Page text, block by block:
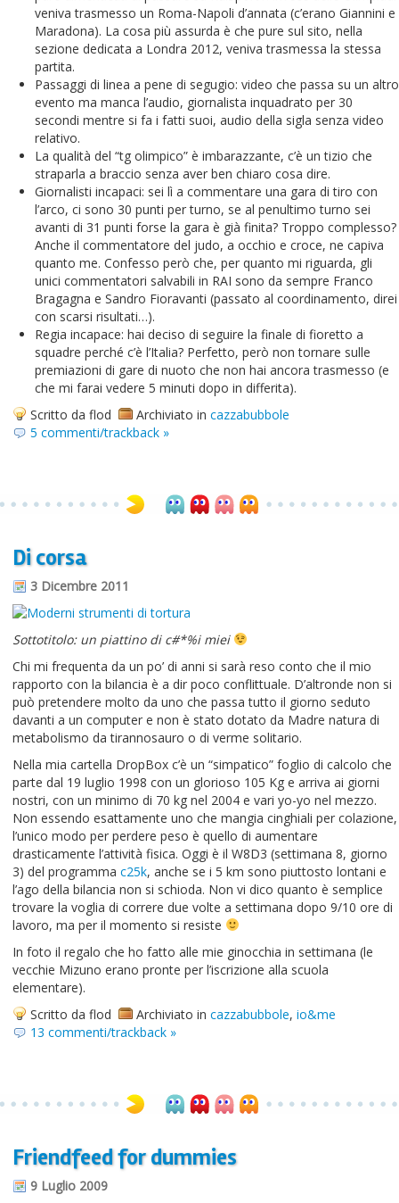
veniva trasmesso un Roma-Napoli d’annata (c’erano Giannini e
Maradona). La cosa più assurda è che pure sul sito, nella
sezione dedicata a Londra 2012, veniva trasmessa la stessa
partita.
Passaggi di linea a pene di segugio: video che passa su un altro
evento ma manca l’audio, giornalista inquadrato per 30
secondi mentre si fa i fatti suoi, audio della sigla senza video
relativo.
La qualità del “tg olimpico” è imbarazzante, c’è un tizio che
straparla a braccio senza aver ben chiaro cosa dire.
Giornalisti incapaci: sei lì a commentare una gara di tiro con
l’arco, ci sono 30 punti per turno, se al penultimo turno sei
avanti di 31 punti forse la gara è già finita? Troppo complesso?
Anche il commentatore del judo, a occhio e croce, ne capiva
quanto me. Confesso però che, per quanto mi riguarda, gli
unici commentatori salvabili in RAI sono da sempre Franco
Bragagna e Sandro Fioravanti (passato al coordinamento, direi
con scarsi risultati…).
Regia incapace: hai deciso di seguire la finale di fioretto a
squadre perché c’è l’Italia? Perfetto, però non tornare sulle
premiazioni di gare di nuoto che non hai ancora trasmesso (e
che mi farai vedere 5 minuti dopo in differita).
Scritto da flod
Archiviato in cazzabubbole
5 commenti/trackback »
Di corsa
3 Dicembre 2011
Sottotitolo: un piattino di c#*%i miei
Chi mi frequenta da un po’ di anni si sarà reso conto che il mio
rapporto con la bilancia è a dir poco conflittuale. D’altronde non si
può pretendere molto da uno che passa tutto il giorno seduto
davanti a un computer e non è stato dotato da Madre natura di
metabolismo da tirannosauro o di verme solitario.
Nella mia cartella DropBox c’è un “simpatico” foglio di calcolo che
parte dal 19 luglio 1998 con un glorioso 105 Kg e arriva ai giorni
nostri, con un minimo di 70 kg nel 2004 e vari yo-yo nel mezzo.
Non essendo esattamente uno che mangia cinghiali per colazione,
l’unico modo per perdere peso è quello di aumentare
drasticamente l’attività fisica. Oggi è il W8D3 (settimana 8, giorno
3) del programma c25k, anche se i 5 km sono piuttosto lontani e
l’ago della bilancia non si schioda. Non vi dico quanto è semplice
trovare la voglia di correre due volte a settimana dopo 9/10 ore di
lavoro, ma per il momento si resiste
In foto il regalo che ho fatto alle mie ginocchia in settimana (le
vecchie Mizuno erano pronte per l’iscrizione alla scuola
elementare).
Scritto da flod
Archiviato in cazzabubbole, io&me
13 commenti/trackback »
Friendfeed for dummies
9 Luglio 2009